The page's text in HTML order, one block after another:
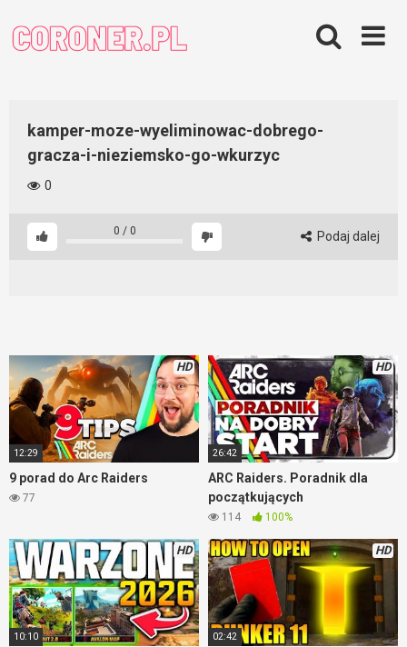
content
kamper-moze-wyeliminowac-dobrego-
gracza-i-nieziemsko-go-wkurzyc
0
0 / 0 Podaj dalej
HD
12:29
9 porad do Arc Raiders
77
HD
26:42
ARC Raiders. Poradnik dla
początkujących
114 100%
HD
10:10
HD
02:42